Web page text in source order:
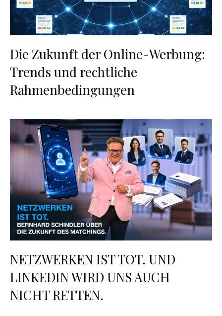
Die Zukunft der Online-Werbung:
Trends und rechtliche
Rahmenbedingungen
NETZWERKEN IST TOT. UND
LINKEDIN WIRD UNS AUCH
NICHT RETTEN.